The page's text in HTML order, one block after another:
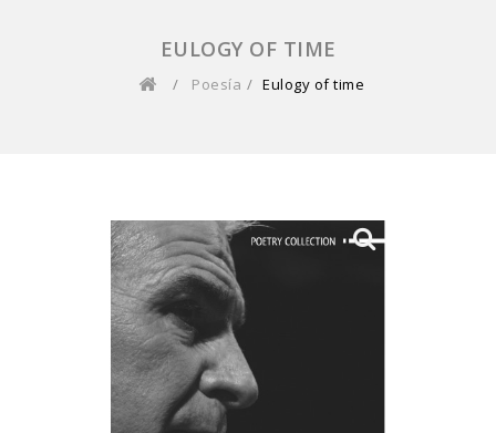
EULOGY OF TIME
/ Poesía / Eulogy of time